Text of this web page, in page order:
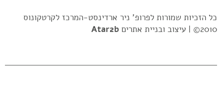
כל הזכיות שמורות לפרופ' ניר ארדינסט-המרכז לקרטקונוס
2010© |
עיצוב ובניית אתרים Atar2b